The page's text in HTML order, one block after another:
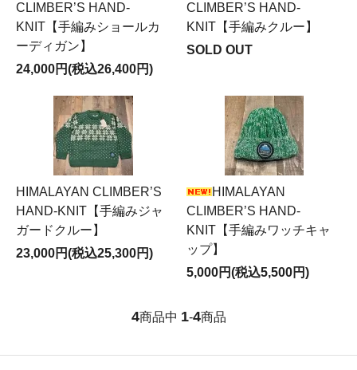
CLIMBER’S HAND-
KNIT【手編みショールカ
ーディガン】
24,000円(税込26,400円)
CLIMBER’S HAND-
KNIT【手編みクルー】
SOLD OUT
HIMALAYAN CLIMBER’S
HAND-KNIT【手編みジャ
ガードクルー】
23,000円(税込25,300円)
HIMALAYAN
CLIMBER’S HAND-
KNIT【手編みワッチキャ
ップ】
5,000円(税込5,500円)
4商品中 1-4商品